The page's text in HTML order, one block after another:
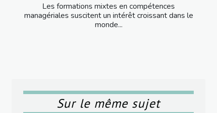
Les formations mixtes en compétences
managériales suscitent un intérêt croissant dans le
monde...
Sur le même sujet